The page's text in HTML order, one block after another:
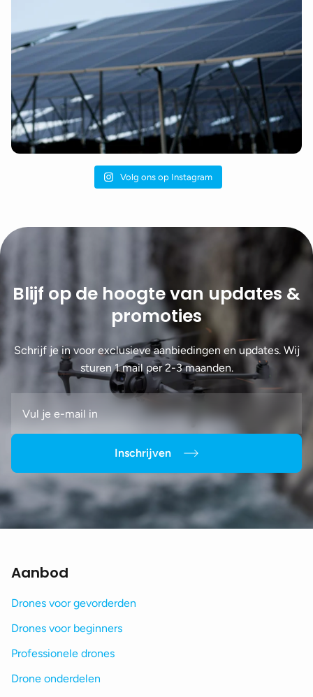
Volg ons op Instagram
Blijf op de hoogte van updates &
promoties
Schrijf je in voor exclusieve aanbiedingen en updates. Wij
sturen 1 mail per 2-3 maanden.
Inschrijven
Aanbod
Drones voor gevorderden
Drones voor beginners
Professionele drones
Drone onderdelen